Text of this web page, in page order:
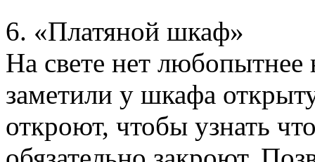
6. «Платяной шкаф»
На свете нет
заметили у шкафа
откроют, чтобы узнать